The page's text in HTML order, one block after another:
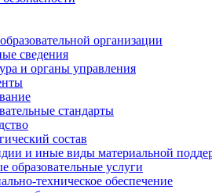
организации
сведения
и органы управления
стандарты
состав
и иные виды материальной
образовательные услуги
техническое обеспечение